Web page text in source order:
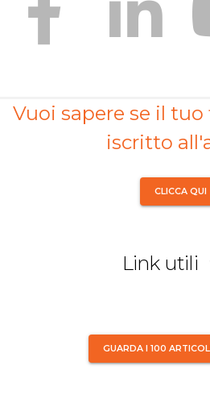
Vuoi sapere se il
iscritto
CLICCA QUI
Link utili
GUARDA I 100